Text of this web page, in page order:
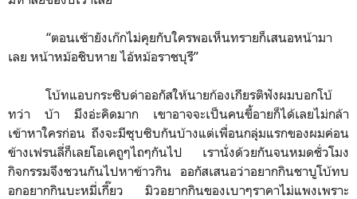
“ตอนเช้ายังเก๊กไม่คุยกับใครพอเห็นทรายก็เสนอหน้ามา
เลย หน้าหม้อชิบหาย ไอ้หม้อราชบุรี”
โบ้ทแอบกระซิบด่าออกัสให้นายก้องเกียรติฟังผมบอกโบ้
ทว่า บ้า มึงอ่ะคิดมาก เขาอาจจะเป็นคนขี้อายก็ได้เลยไม่กล้า
เข้าหาใครก่อน ถึงจะมีซุบซิบกันบ้างแต่เพื่อนกลุ่มแรกของผมค่อน
ข้างเฟรนลี่ก็เลยโอเคถูๆไถๆกันไป เรานั่งด้วยกันจนหมดชั่วโมง
กิจกรรมจึงชวนกันไปหาข้าวกิน ออกัสเสนอว่าอยากกินชาบูโบ้ทบ
อกอยากกินบะหมี่เกี๊ยว มิวอยากกินของเบาๆราคาไม่แพงเพราะ